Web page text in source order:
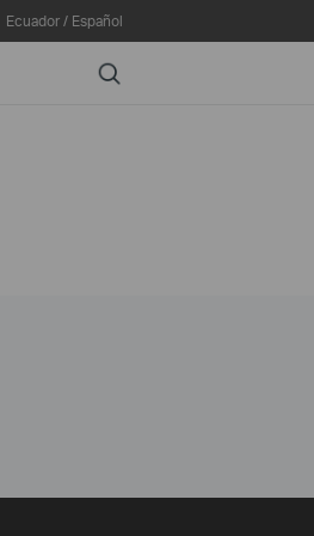
Ecuador / Español
Search